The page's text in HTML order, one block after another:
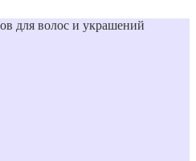
для волос и украшений